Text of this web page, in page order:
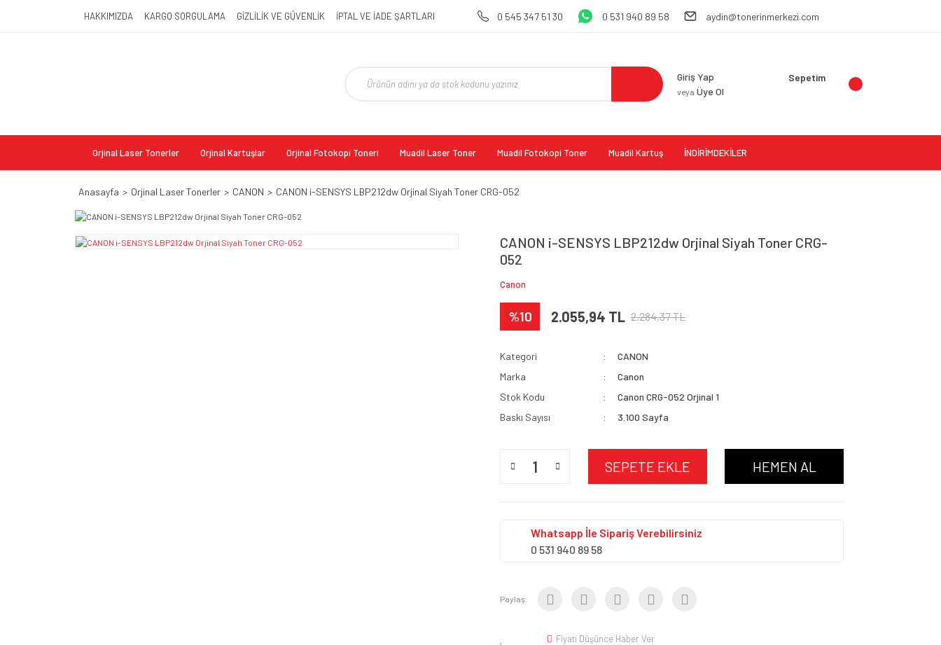
HAKKIMIZDA KARGO SORGULAMA GİZLİLİK VE GÜVENLİK İPTAL VE İADE ŞARTLARI 0 545 347 51 30 0 531 940 89 58 aydin@tonerinmerkezi.com
Giriş Yap
veya Üye Ol
Sepetim
Orjinal Laser Tonerler Orjinal Kartuşlar Orjinal Fotokopi Toneri Muadil Laser Toner Muadil Fotokopi Toner Muadil Kartuş İNDİRİMDEKİLER
Anasayfa Orjinal Laser Tonerler CANON CANON i-SENSYS LBP212dw Orjinal Siyah Toner CRG-052
CANON i-SENSYS LBP212dw Orjinal Siyah Toner CRG-
052
Canon
%10 2.055,94 TL 2.284,37 TL
Kategori
CANON
Marka
Canon
Stok Kodu
Canon CRG-052 Orjinal 1
Baskı Sayısı
3.100 Sayfa
SEPETE EKLE HEMEN AL
Whatsapp İle Sipariş Verebilirsiniz
0 531 940 89 58
Paylaş:
Fiyatı Düşünce Haber Ver